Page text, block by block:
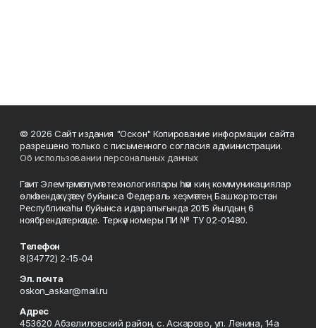
© 2026 Сайт издания "Оскон" Копирование информации сайта
разрешено только с письменного согласия администрации.
Об использовании персональных данных
Гәзит Элемтә, мәғлүмәт технологиялары һәм киң коммуникациялар
өлкәһендә күҙәтеү буйынса Федераль хеҙмәттең Башҡортостан
Республикаһы буйынса идаралығында 2015 йылдың 6
ноябрендә теркәлде. Теркәү номеры ПИ № ТУ 02-01480.
Телефон
8(34772) 2-15-04
Эл. почта
oskon_askar@mail.ru
Адрес
453620 Абзелиловский район, с. Аскарово, ул. Ленина, 14а